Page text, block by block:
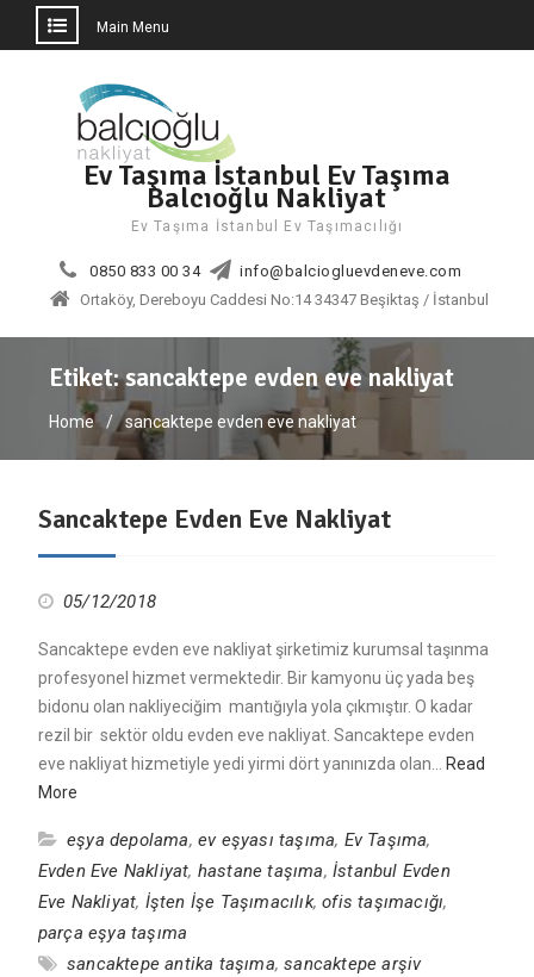
Main Menu
Ev Taşıma İstanbul Ev Taşıma
Balcıoğlu Nakliyat
Ev Taşıma İstanbul Ev Taşımacılığı
0850 833 00 34
info@balciogluevdeneve.com
Ortaköy, Dereboyu Caddesi No:14 34347 Beşiktaş / İstanbul
Etiket:sancaktepe evden eve nakliyat
Home sancaktepe evden eve nakliyat
Sancaktepe Evden Eve Nakliyat
05/12/2018
Sancaktepe evden eve nakliyat şirketimiz kurumsal taşınma
profesyonel hizmet vermektedir. Bir kamyonu üç yada beş
bidonu olan nakliyeciğim mantığıyla yola çıkmıştır. O kadar
rezil bir sektör oldu evden eve nakliyat. Sancaktepe evden
eve nakliyat hizmetiyle yedi yirmi dört yanınızda olan… Read
More
eşya depolama, ev eşyası taşıma, Ev Taşıma,
Evden Eve Nakliyat, hastane taşıma, İstanbul Evden
Eve Nakliyat, İşten İşe Taşımacılık,ofis taşımacığı,
parça eşya taşıma
sancaktepe antika taşıma,sancaktepe arşiv